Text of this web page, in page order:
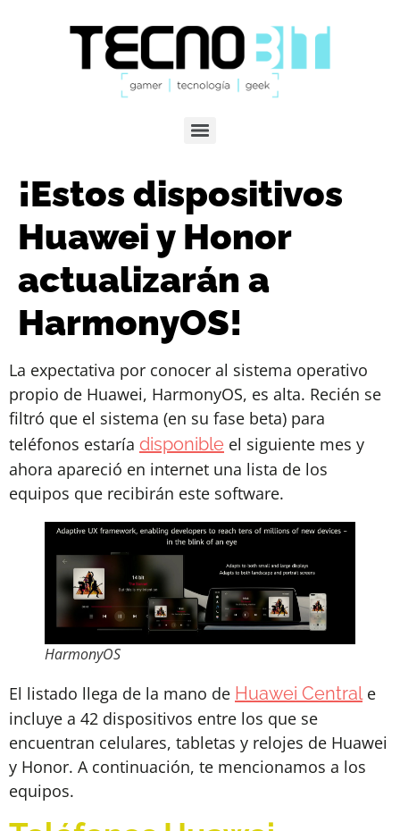
¡Estos dispositivos
Huawei y Honor
actualizarán a
HarmonyOS!
La expectativa por conocer al sistema operativo
propio de Huawei, HarmonyOS, es alta. Recién se
filtró que el sistema (en su fase beta) para
teléfonos estaría disponible el siguiente mes y
ahora apareció en internet una lista de los
equipos que recibirán este software.
HarmonyOS
El listado llega de la mano de Huawei Centrale
incluye a 42 dispositivos entre los que se
encuentran celulares, tabletas y relojes de Huawei
y Honor. A continuación, te mencionamos a los
equipos.